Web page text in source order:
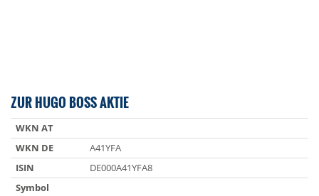
ZUR HUGO BOSS AKTIE
WKN AT
WKN DE
A41YFA
ISIN
DE000A41YFA8
Symbol